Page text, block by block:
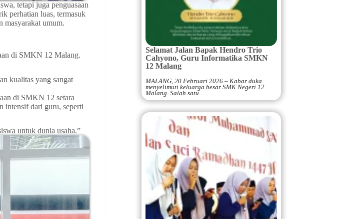
tetapi juga penguasaan
perhatian luas, termasuk
masyarakat umum.
di SMKN 12 Malang.
kualitas yang sangat
di SMKN 12 setara
intensif dari guru, seperti
untuk dunia usaha.”
Selamat Jalan Bapak Hendro Trio
Cahyono, Guru Informatika SMKN
12 Malang
MALANG, 20 Februari 2026 – Kabar duka
menyelimuti keluarga besar SMK Negeri 12
Malang. Salah satu…